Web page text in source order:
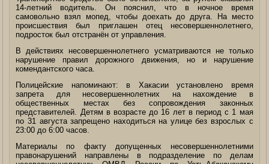
14-летний водитель. Он пояснил, что в ночное время
самовольно взял мопед, чтобы доехать до друга. На место
происшествия был приглашен отец несовершеннолетнего,
подросток был отстранён от управления.
В действиях несовершеннолетнего усматриваются не только
нарушение правил дорожного движения, но и нарушение
комендантского часа.
Полицейские напоминают: в Хакасии установлено время
запрета для несовершеннолетних на нахождение в
общественных местах без сопровождения законных
представителей. Детям в возрасте до 16 лет в период с 1 мая
по 31 августа запрещено находиться на улице без взрослых с
23:00 до 6:00 часов.
Материалы по факту допущенных несовершеннолетними
правонарушений направлены в подразделение по делам